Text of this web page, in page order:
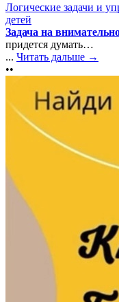
Логические задачи и
детей
Задача на
придется думать…
... Читать дальше →
••